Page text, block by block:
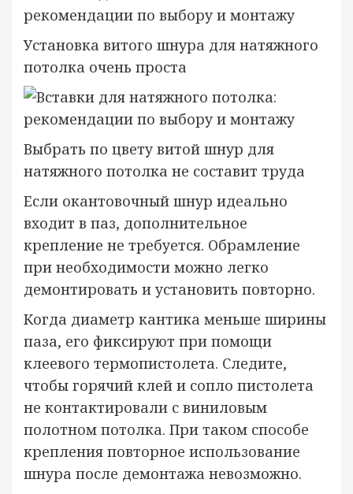
Установка витого шнура для натяжного
потолка очень проста
Выбрать по цвету витой шнур для
натяжного потолка не составит труда
Если окантовочный шнур идеально
входит в паз, дополнительное
крепление не требуется. Обрамление
при необходимости можно легко
демонтировать и установить повторно.
Когда диаметр кантика меньше ширины
паза, его фиксируют при помощи
клеевого термопистолета. Следите,
чтобы горячий клей и сопло пистолета
не контактировали с виниловым
полотном потолка. При таком способе
крепления повторное использование
шнура после демонтажа невозможно.